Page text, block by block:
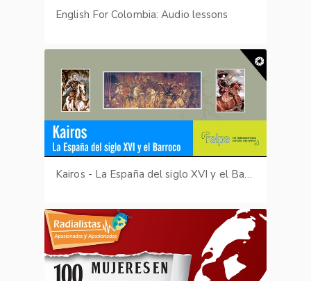
English For Colombia: Audio lessons
Kairos - La España del siglo XVI y el Barroco